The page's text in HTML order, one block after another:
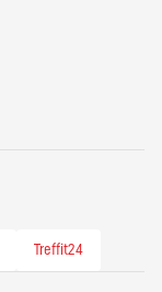
Treffit24